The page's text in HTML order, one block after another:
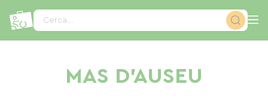
Cerca...
MAS D'AUSEU
Pannello di gestione dei cookies